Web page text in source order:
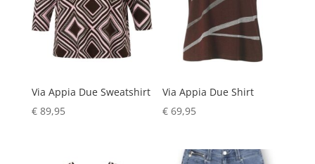
Via Appia Due Sweatshirt
€89,95
Via Appia Due Shirt
€ 69,95